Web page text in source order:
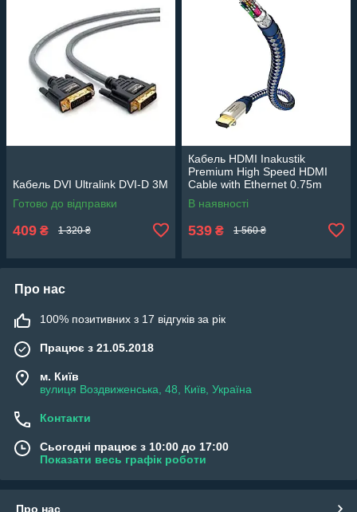
Кабель DVI Ultralink DVI-D 3М
Готово до відправки
409 ₴ 1 320 ₴
Кабель HDMI Inakustik
Premium High Speed HDMI
Cable with Ethernet 0.75m
В наявності
539 ₴ 1 560 ₴
Про нас
100% позитивних з 17 відгуків за рік
Працює з 21.05.2018
м. Київ
вулиця Воздвиженська, 48, Київ, Україна
Контакти
Сьогодні працює з 10:00 до 17:00
Показати весь графік роботи
Про нас